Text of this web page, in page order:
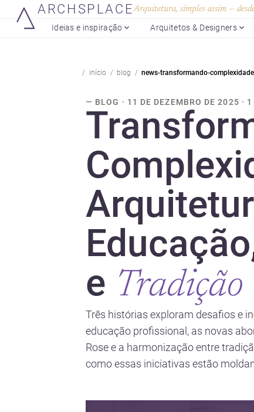
ARCHSPLACEArquitetura, simples assim —
Ideias e inspiração Arquitetos & Designers
início blog news-transformando-
— BLOG · 11 DE DEZEMBRO DE 2025 ·
e Tradição
Três histórias exploram desafios e
educação profissional, as novas
Rose e a harmonização entre
como essas iniciativas estão